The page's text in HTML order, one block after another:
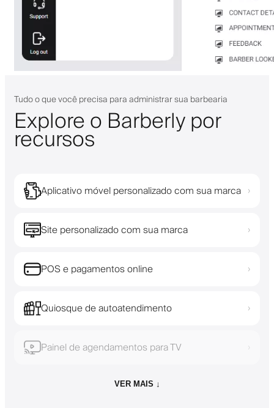
Tudo o que você precisa para administrar sua barbearia
Explore o Barberly por
recursos
Aplicativo móvel personalizado com sua marca ›
Site personalizado com sua marca ›
POS e pagamentos online ›
Quiosque de autoatendimento ›
Painel de agendamentos para TV ›
VER MAIS ↓